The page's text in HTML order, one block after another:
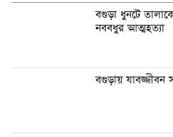
বগুড়া ধুনটে
নববধুর আত্মহত্যা
বগুড়ায় যাবজ্জীবন